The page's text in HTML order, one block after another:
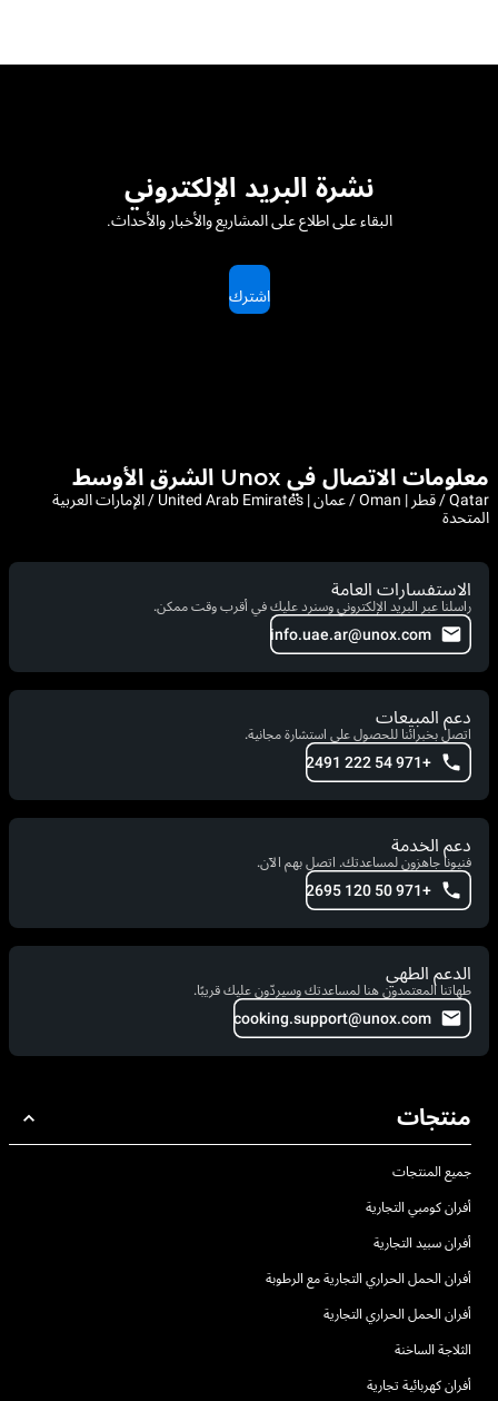
نشرة البريد الإلكتروني
البقاء على اطلاع على المشاريع والأخبار والأحداث.
اشترك
معلومات الاتصال في Unox الشرق الأوسط
Qatar / قطر | Oman / عمان | United Arab Emirates / الإمارات العربية
المتحدة
الاستفسارات العامة
راسلنا عبر البريد الإلكتروني وسنرد عليك في أقرب وقت ممكن.
info.uae.ar@unox.com
دعم المبيعات
اتصل بخبرائنا للحصول على استشارة مجانية.
+971 54 222 2491
دعم الخدمة
فنيونا جاهزون لمساعدتك. اتصل بهم الآن.
+971 50 120 2695
الدعم الطهي
طهاتنا المعتمدون هنا لمساعدتك وسيردّون عليك قريبًا.
cooking.support@unox.com
منتجات
جميع المنتجات
أفران كومبي التجارية
أفران سبيد التجارية
أفران الحمل الحراري التجارية مع الرطوبة
أفران الحمل الحراري التجارية
الثلاجة الساخنة
أفران كهربائية تجارية